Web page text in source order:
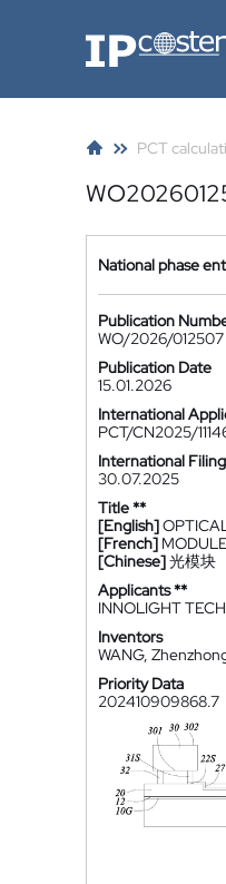
IP-Coster
PCT
National phase
Publication
WO/2026/012507
Publication Date
15.01.2026
International
PCT/CN2025/
International
30.07.2025
Title **
[English]
[French]
[Chinese]光模块
Applicants **
INNOLIGHT
Inventors
WANG,
Priority Data
202410909868.7